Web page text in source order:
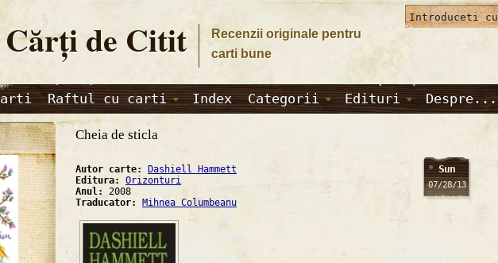
Cărţi de Citit
Recenzii originale pentru
carti bune
Raftul cu carti Index Categorii Edituri Despre...
Cheia de sticla
Sun
07/28/13
Autor carte:
Dashiell Hammett
Editura: Orizonturi
Anul: 2008
Traducator: Mihnea Columbeanu